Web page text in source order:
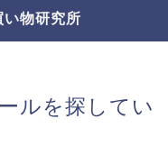
物研究所
ルを探してい